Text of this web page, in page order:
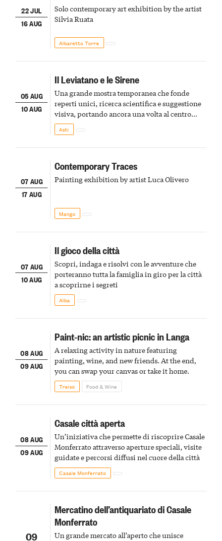
22 JUL
16 AUG
Solo contemporary art exhibition by the artist
Silvia Ruata
Albaretto Torre
05 AUG
10 AUG
Il Leviatano e le Sirene
Una grande mostra temporanea che fonde
reperti unici, ricerca scientifica e suggestione
visiva, portando ancora una volta al centro
della scena le meraviglie del passato astigiano
Asti
07 AUG
17 AUG
Contemporary Traces
Painting exhibition by artist Luca Olivero
Mango
07 AUG
10 AUG
Il gioco della città
Scopri, indaga e risolvi con le avventure che
porteranno tutta la famiglia in giro per la città
a scoprirne i segreti
Alba
08 AUG
09 AUG
Paint-nic: an artistic picnic in Langa
A relaxing activity in nature featuring
painting, wine, and new friends. At the end,
you can swap your canvas or take it home.
Treiso Food & Wine
08 AUG
09 AUG
Casale città aperta
Un’iniziativa che permette di riscoprire Casale
Monferrato attraverso aperture speciali, visite
guidate e percorsi diffusi nel cuore della città
Casale Monferrato
09
Mercatino dell’antiquariato di Casale
Monferrato
Un grande mercato all’aperto che unisce